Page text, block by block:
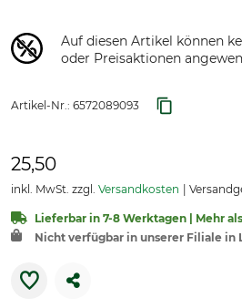
Auf diesen Artikel können
oder Preisaktionen
Artikel-Nr.: 6572089093
25,50
inkl. MwSt. zzgl. Versandkosten
Lieferbar in 7-8 Werktagen | Mehr
Nicht verfügbar in unserer Filiale in